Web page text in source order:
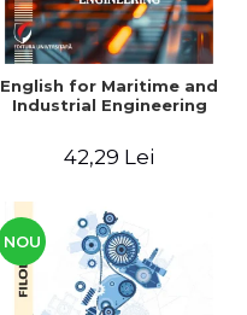
English for Maritime and
Industrial Engineering
42,29 Lei
NOU